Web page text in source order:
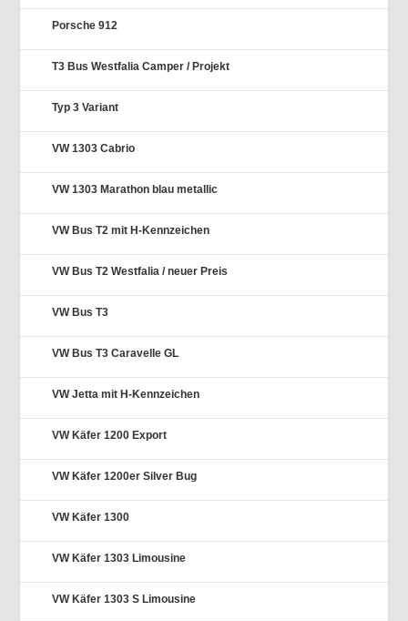
Porsche 912
T3 Bus Westfalia Camper / Projekt
Typ 3 Variant
VW 1303 Cabrio
VW 1303 Marathon blau metallic
VW Bus T2 mit H-Kennzeichen
VW Bus T2 Westfalia / neuer Preis
VW Bus T3
VW Bus T3 Caravelle GL
VW Jetta mit H-Kennzeichen
VW Käfer 1200 Export
VW Käfer 1200er Silver Bug
VW Käfer 1300
VW Käfer 1303 Limousine
VW Käfer 1303 S Limousine